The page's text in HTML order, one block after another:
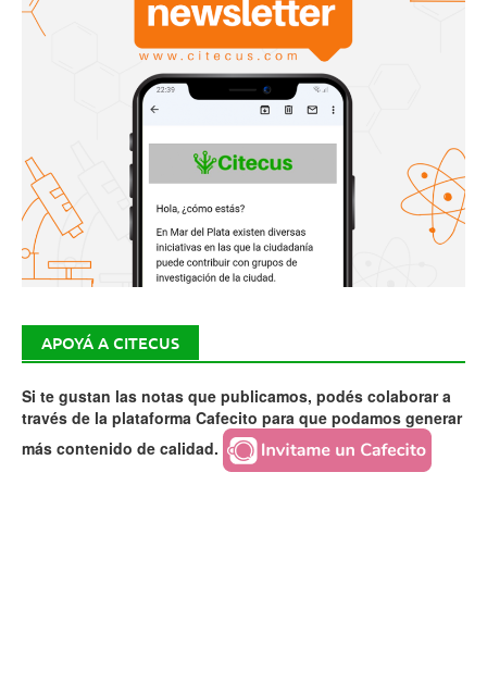
APOYÁ A CITECUS
Si te gustan las notas que publicamos, podés colaborar a
través de la plataforma Cafecito para que podamos generar
más contenido de calidad.